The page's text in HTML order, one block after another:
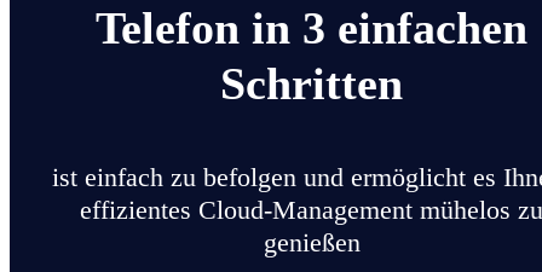
Telefon in 3 einfachen
Schritten
ist einfach zu befolgen und ermöglicht es
effizientes Cloud-Management mühelos
genießen